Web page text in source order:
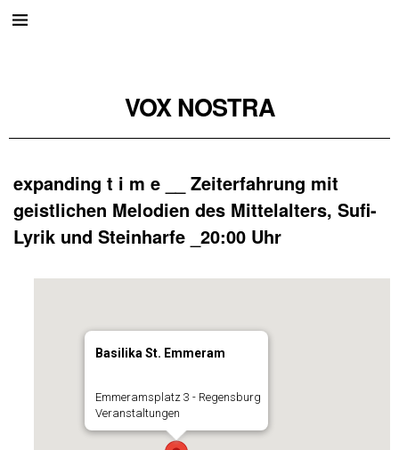
VOX NOSTRA
expanding t i m e __ Zeiterfahrung mit
geistlichen Melodien des Mittelalters, Sufi-
Lyrik und Steinharfe _20:00 Uhr
Basilika St. Emmeram
Emmeramsplatz 3 - Regensburg
Veranstaltungen